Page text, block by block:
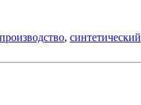
производство, синтетический